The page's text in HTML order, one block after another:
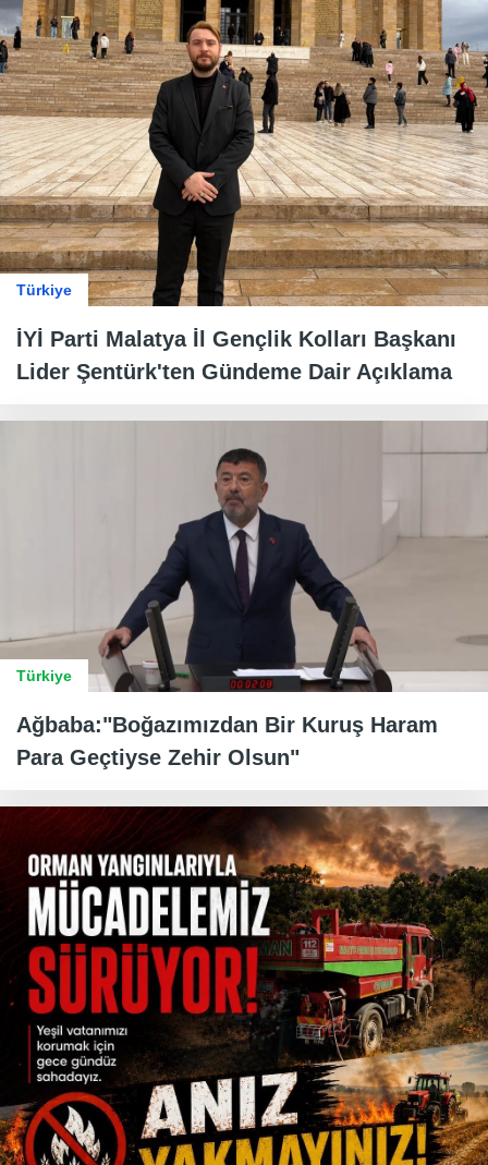
Türkiye
İYİ Parti Malatya İl Gençlik Kolları Başkanı
Lider Şentürk'ten Gündeme Dair Açıklama
Türkiye
Ağbaba:"Boğazımızdan Bir Kuruş Haram
Para Geçtiyse Zehir Olsun"